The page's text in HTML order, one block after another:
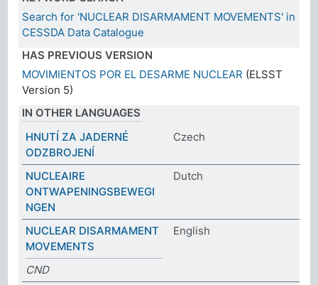
Search for 'NUCLEAR DISARMAMENT MOVEMENTS' in
CESSDA Data Catalogue
HAS PREVIOUS VERSION
MOVIMIENTOS POR EL DESARME NUCLEAR (ELSST
Version 5)
IN OTHER LANGUAGES
HNUTÍ ZA JADERNÉ
ODZBROJENÍ
Czech
NUCLEAIRE
ONTWAPENINGSBEWEGI
NGEN
Dutch
NUCLEAR DISARMAMENT
MOVEMENTS
English
CND